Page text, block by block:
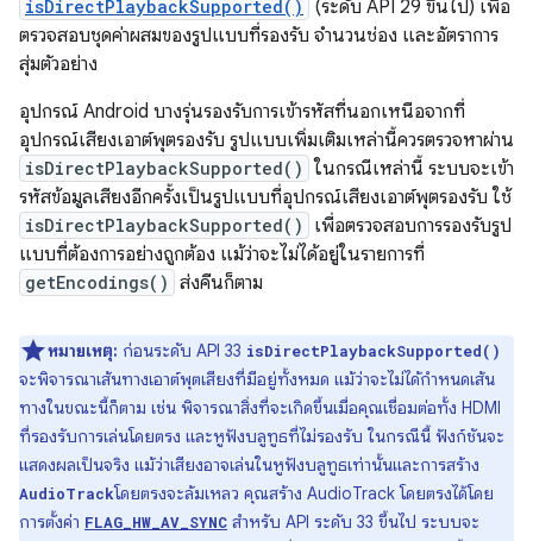
isDirectPlaybackSupported()
(ระดับ API 29 ขึ้นไป) เพื่อ
ตรวจสอบชุดค่าผสมของรูปแบบที่รองรับ จำนวนช่อง และอัตราการ
สุ่มตัวอย่าง
อุปกรณ์ Android บางรุ่นรองรับการเข้ารหัสที่นอกเหนือจากที่
อุปกรณ์เสียงเอาต์พุตรองรับ รูปแบบเพิ่มเติมเหล่านี้ควรตรวจหาผ่าน
isDirectPlaybackSupported() ในกรณีเหล่านี้ ระบบจะเข้า
รหัสข้อมูลเสียงอีกครั้งเป็นรูปแบบที่อุปกรณ์เสียงเอาต์พุตรองรับ ใช้
isDirectPlaybackSupported()
เพื่อตรวจสอบการรองรับรูป
แบบที่ต้องการอย่างถูกต้อง แม้ว่าจะไม่ได้อยู่ในรายการที่
getEncodings() ส่งคืนก็ตาม
หมายเหตุ: ก่อนระดับ API 33 isDirectPlaybackSupported()
จะพิจารณาเส้นทางเอาต์พุตเสียงที่มีอยู่ทั้งหมด แม้ว่าจะไม่ได้กำหนดเส้น
ทางในขณะนี้ก็ตาม เช่น พิจารณาสิ่งที่จะเกิดขึ้นเมื่อคุณเชื่อมต่อทั้ง HDMI
ที่รองรับการเล่นโดยตรง และหูฟังบลูทูธที่ไม่รองรับ ในกรณีนี้ ฟังก์ชันจะ
แสดงผลเป็นจริง แม้ว่าเสียงอาจเล่นในหูฟังบลูทูธเท่านั้นและการสร้าง
AudioTrackโดยตรงจะล้มเหลว คุณสร้าง AudioTrack โดยตรงได้โดย
การตั้งค่า FLAG_HW_AV_SYNC สำหรับ API ระดับ 33 ขึ้นไป ระบบจะ